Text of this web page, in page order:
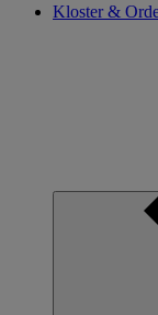
Kloster &